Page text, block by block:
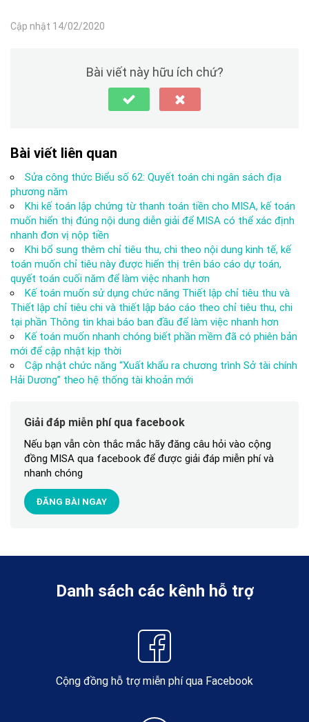
Cập nhật 14/02/2020
Bài viết này hữu ích chứ?
Bài viết liên quan
Sửa công thức Biểu số 62: Quyết toán chi ngân sách địa
phương năm
Khi kế toán lập chứng từ thanh toán tiền cho MISA, kế toán
muốn hiển thị đúng nội dung diễn giải để MISA có thể xác định
nhanh đơn vị nộp tiền
Khi bổ sung thêm chỉ tiêu thu, chi theo nội dung kinh tế, kế
toán muốn chỉ tiêu này được hiển thị trên báo cáo dự toán,
quyết toán cuối năm để làm việc nhanh hơn
Kế toán muốn sử dụng chức năng Thiết lập chỉ tiêu thu và
Thiết lập chỉ tiêu chi và thiết lập báo cáo theo chỉ tiêu thu, chi
tại phần Thông tin khai báo ban đầu để làm việc nhanh hơn
Kế toán muốn nhanh chóng biết phần mềm đã có phiên bản
mới để cập nhật kịp thời
Cập nhật chức năng “Xuất khẩu ra chương trình Sở tài chính
Hải Dương” theo hệ thống tài khoản mới
Giải đáp miễn phí qua facebook
Nếu bạn vẫn còn thắc mắc hãy đăng câu hỏi vào cộng
đồng MISA qua facebook để được giải đáp miễn phí và
nhanh chóng
ĐĂNG BÀI NGAY
Danh sách các kênh hỗ trợ
Cộng đồng hỗ trợ miễn phí qua Facebook